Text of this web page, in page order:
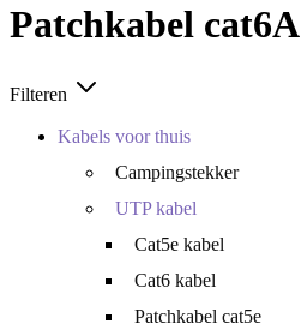
Patchkabel cat6A
Filteren
Kabels voor thuis
Campingstekker
UTP kabel
Cat5e kabel
Cat6 kabel
Patchkabel cat5e